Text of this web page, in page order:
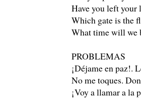
Have you left your
Which gate is the
What time will we
PROBLEMAS
¡Déjame en paz!.
No me toques.
¡Voy a llamar a